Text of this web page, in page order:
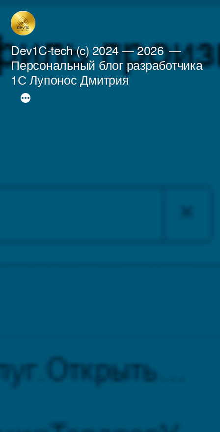
Перейти
содержимому
Dev1C-tech (c) 2024 — 2026
Персональный блог разработчика
1С Лупонос Дмитрия